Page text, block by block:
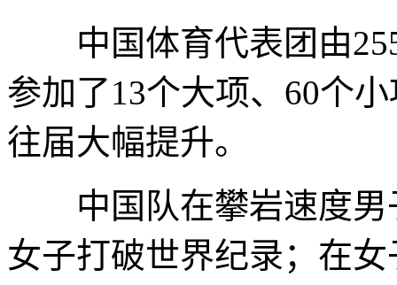
中国体育代表团由255
参加了13个大项、60个
往届大幅提升。
中国队在攀岩速度男
女子打破世界纪录；在